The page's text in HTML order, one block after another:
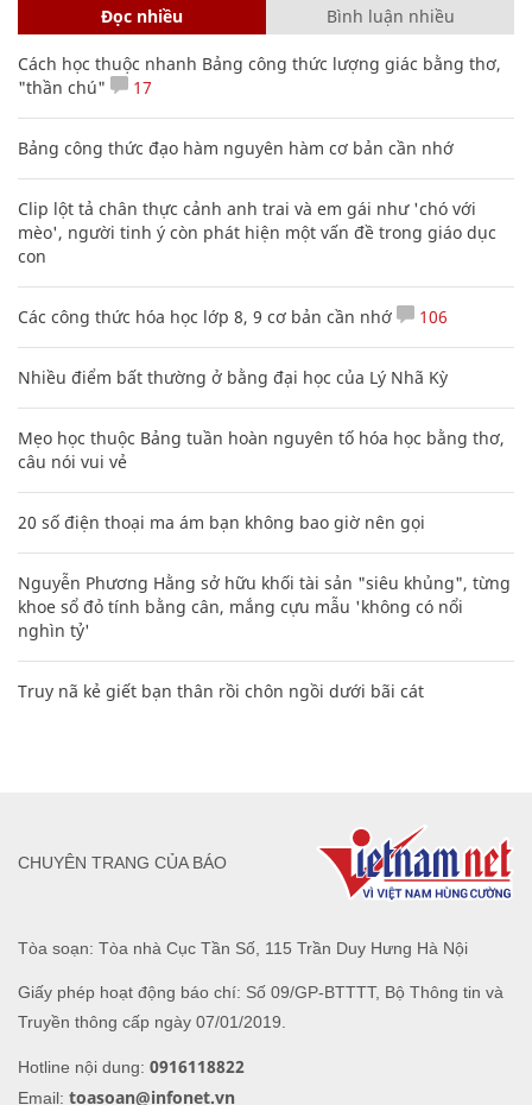
Đọc nhiều Bình luận nhiều
Cách học thuộc nhanh Bảng công thức lượng giác bằng thơ,
"thần chú"
17
Bảng công thức đạo hàm nguyên hàm cơ bản cần nhớ
Clip lột tả chân thực cảnh anh trai và em gái như 'chó với
mèo', người tinh ý còn phát hiện một vấn đề trong giáo dục
con
Các công thức hóa học lớp 8, 9 cơ bản cần nhớ 106
Nhiều điểm bất thường ở bằng đại học của Lý Nhã Kỳ
Mẹo học thuộc Bảng tuần hoàn nguyên tố hóa học bằng thơ,
câu nói vui vẻ
20 số điện thoại ma ám bạn không bao giờ nên gọi
Nguyễn Phương Hằng sở hữu khối tài sản "siêu khủng", từng
khoe sổ đỏ tính bằng cân, mắng cựu mẫu 'không có nổi
nghìn tỷ'
Truy nã kẻ giết bạn thân rồi chôn ngồi dưới bãi cát
Tòa soạn: Tòa nhà Cục Tần Số, 115 Trần Duy Hưng Hà Nội
Giấy phép hoạt động báo chí: Số 09/GP-BTTTT, Bộ Thông tin và
Truyền thông cấp ngày 07/01/2019.
Hotline nội dung: 0916118822
Email: toasoan@infonet.vn
CHUYÊN TRANG CỦA BÁO